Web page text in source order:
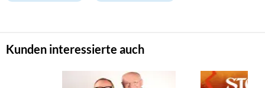
Kunden interessierte auch